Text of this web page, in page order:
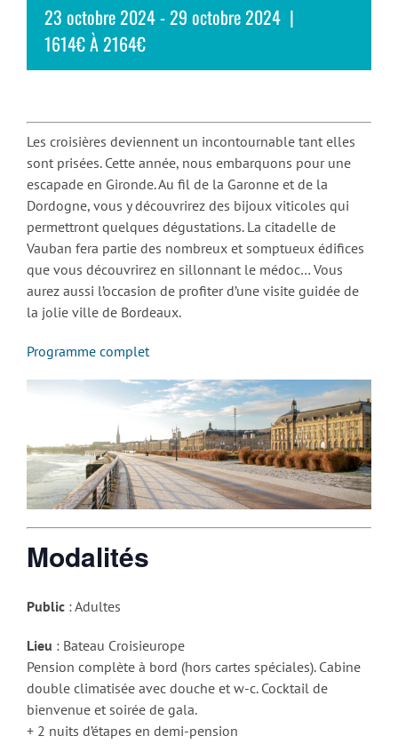
23 octobre 2024-29 octobre 2024 |
1614€ À 2164€
Les croisières deviennent un incontournable tant elles
sont prisées. Cette année, nous embarquons pour une
escapade en Gironde. Au fil de la Garonne et de la
Dordogne, vous y découvrirez des bijoux viticoles qui
permettront quelques dégustations. La citadelle de
Vauban fera partie des nombreux et somptueux édifices
que vous découvrirez en sillonnant le médoc… Vous
aurez aussi l’occasion de profiter d’une visite guidée de
la jolie ville de Bordeaux.
Programme complet
Modalités
Public : Adultes
Lieu : Bateau Croisieurope
Pension complète à bord (hors cartes spéciales). Cabine
double climatisée avec douche et w-c. Cocktail de
bienvenue et soirée de gala.
+ 2 nuits d’étapes en demi-pension